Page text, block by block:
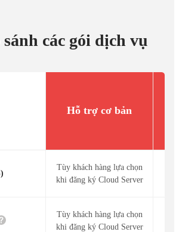
sánh các gói dịch vụ
Hỗ trợ cơ bản
Tùy khách hàng lựa chọn
khi đăng ký Cloud Server
Tùy khách hàng lựa chọn
khi đăng ký Cloud Server